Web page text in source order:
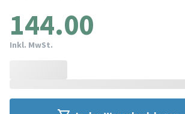
144.00
Inkl. MwSt.